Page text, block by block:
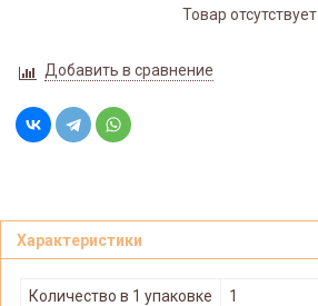
Товар отсутствует
Добавить в сравнение
Характеристики
Количество в 1 упаковке
1